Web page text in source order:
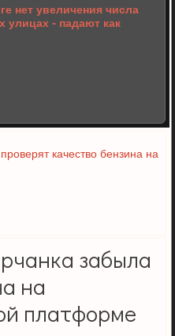
нет увеличения числа
улицах - падают как
качество бензина на
забыла
на
платформе